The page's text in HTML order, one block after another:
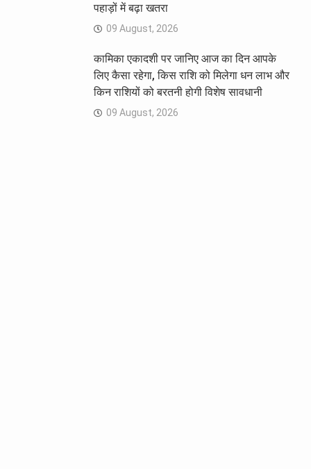
पहाड़ों में बढ़ा खतरा
09 August, 2026
कामिका एकादशी पर जानिए आज का दिन आपके
लिए कैसा रहेगा, किस राशि को मिलेगा धन लाभ और
किन राशियों को बरतनी होगी विशेष सावधानी
09 August, 2026